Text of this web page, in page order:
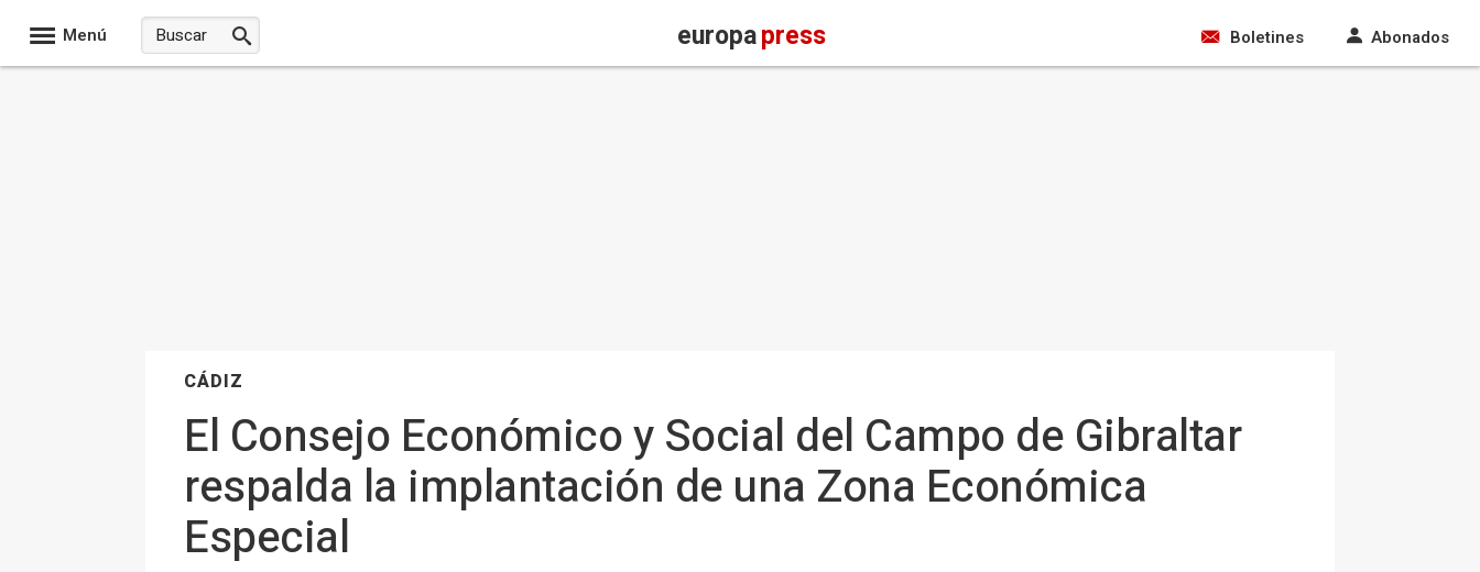
Menú europapress Boletines Abonados
CÁDIZ
El Consejo Económico y Social del Campo de Gibraltar
respalda la implantación de una Zona Económica
Especial